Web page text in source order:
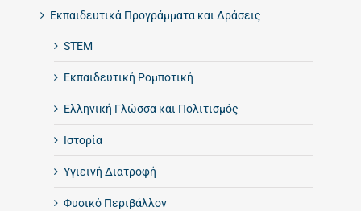
Εκπαιδευτικά Προγράμματα και Δράσεις
STEM
Εκπαιδευτική Ρομποτική
Ελληνική Γλώσσα και Πολιτισμός
Ιστορία
Υγιεινή Διατροφή
Φυσικό Περιβάλλον